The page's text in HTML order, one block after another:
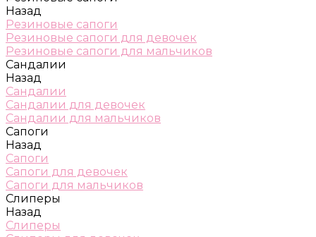
Назад
Резиновые сапоги
Резиновые сапоги для девочек
Резиновые сапоги для мальчиков
Сандалии
Назад
Сандалии
Сандалии для девочек
Сандалии для мальчиков
Сапоги
Назад
Сапоги
Сапоги для девочек
Сапоги для мальчиков
Слиперы
Назад
Слиперы